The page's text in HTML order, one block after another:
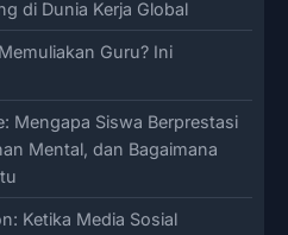
di Dunia Kerja Global
Guru? Ini
Mengapa Siswa Berprestasi
Mental, dan Bagaimana
Ketika Media Sosial